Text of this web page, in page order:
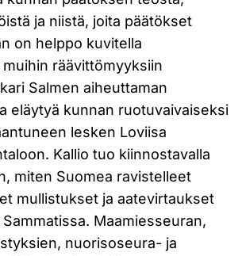
ja niistä, joita päätökset
on helppo kuvitella
räävittömyyksiin
Salmen aiheuttaman
eläytyä kunnan ruotuvaivaiseksi
lesken Loviisa
Kallio tuo kiinnostavalla
miten Suomea ravistelleet
mullistukset ja aatevirtaukset
Maamiesseuran,
nuorisoseura- ja